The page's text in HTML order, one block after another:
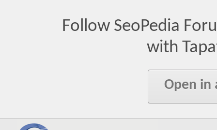
Follow SeoPedia
with
Open in